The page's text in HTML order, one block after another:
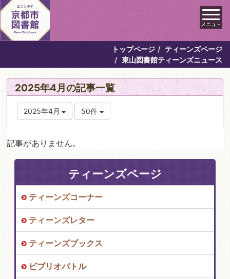
メニュ－
トップページ
ティーンズページ
東山図書館ティーンズニュース
2025年4月の記事一覧
2025年4月 50件
記事がありません。
ティーンズページ
ティーンズコーナー
ティーンズレター
ティーンズブックス
ビブリオバトル